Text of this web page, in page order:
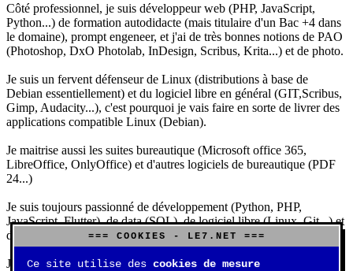
Côté professionnel, je suis développeur web (PHP, JavaScript,
Python...) de formation autodidacte (mais titulaire d'un Bac +4 dans
le domaine), prompt engeneer, et j'ai de très bonnes notions de PAO
(Photoshop, DxO Photolab, InDesign, Scribus, Krita...) et de photo.
Je suis un fervent défenseur de Linux (distributions à base de
Debian essentiellement) et du logiciel libre en général (GIT,Scribus,
Gimp, Audacity...), c'est pourquoi je vais faire en sorte de livrer des
applications compatible Linux (Debian).
Je maitrise aussi les suites bureautique (Microsoft office 365,
LibreOffice, OnlyOffice) et d'autres logiciels de bureautique (PDF
24...)
Je suis toujours passionné de développement (Python, PHP,
JavaScript, Flutter), de data (SQL), de logiciel libre (Linux, Git...) et
d'IA (principalement Claude et DeepSeek).
J'aime jouer, surtout aux jeux de sociétés (Risk, Uno, Scrabble...),
=== COOKIES - LE7.NET ===
Ce site utilise des cookies de mesure